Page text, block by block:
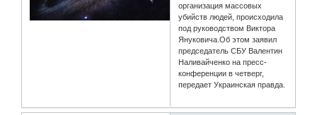
организация массовых
убийств людей, происходила
под руководством Виктора
Януковича.Об этом заявил
председатель СБУ Валентин
Наливайченко на пресс-
конференции в четверг,
передает Украинская правда.